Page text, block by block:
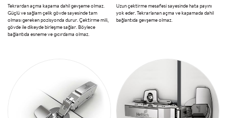
Tekrardan açma kapama dahil gevşeme olmaz.
Güçlü ve sağlam çelik gövde sayesinde tam
olması gereken pozisyonda durur. Çektirme mili,
gövde ile dikeyde birleşme sağlar. Böylece
bağlantıda esneme ve gıcırdama olmaz.
Uzun çektirme mesafesi sayesinde hata payını
yok eder. Tekrarlanan açma ve kapamada dahil
bağlantıda gevşeme olmaz.